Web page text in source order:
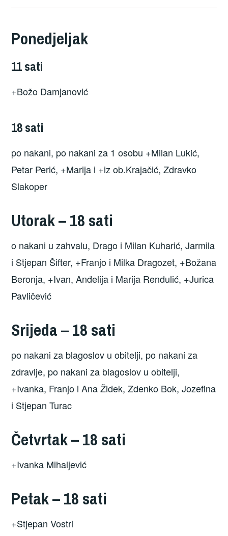
Ponedjeljak
11 sati
+Božo Damjanović
18 sati
po nakani, po nakani za 1 osobu +Milan Lukić,
Petar Perić, +Marija i +iz ob.Krajačić, Zdravko
Slakoper
Utorak – 18 sati
o nakani u zahvalu, Drago i Milan Kuharić, Jarmila
i Stjepan Šifter, +Franjo i Milka Dragozet, +Božana
Beronja, +Ivan, Anđelija i Marija Rendulić, +Jurica
Pavličević
Srijeda – 18 sati
po nakani za blagoslov u obitelji, po nakani za
zdravlje, po nakani za blagoslov u obitelji,
+Ivanka, Franjo i Ana Židek, Zdenko Bok, Jozefina
i Stjepan Turac
Četvrtak – 18 sati
+Ivanka Mihaljević
Petak – 18 sati
+Stjepan Vostri